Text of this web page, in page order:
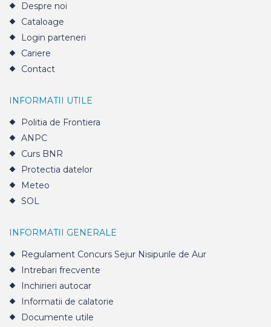
Despre noi
Cataloage
Login parteneri
Cariere
Contact
INFORMATII UTILE
Politia de Frontiera
ANPC
Curs BNR
Protectia datelor
Meteo
SOL
INFORMATII GENERALE
Regulament Concurs Sejur Nisipurile de Aur
Intrebari frecvente
Inchirieri autocar
Informatii de calatorie
Documente utile